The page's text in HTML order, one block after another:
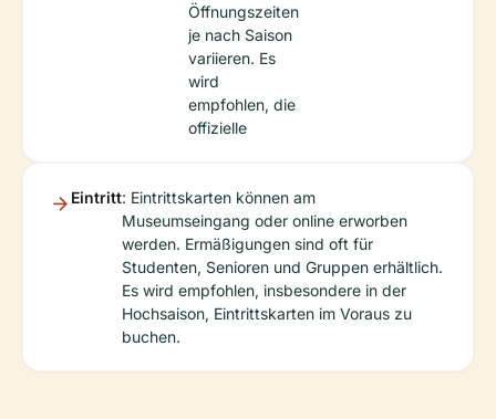
Öffnungszeiten
je nach Saison
variieren. Es
wird
empfohlen, die
offizielle
Eintritt: Eintrittskarten können am
Museumseingang oder online erworben
werden. Ermäßigungen sind oft für
Studenten, Senioren und Gruppen erhältlich.
Es wird empfohlen, insbesondere in der
Hochsaison, Eintrittskarten im Voraus zu
buchen.